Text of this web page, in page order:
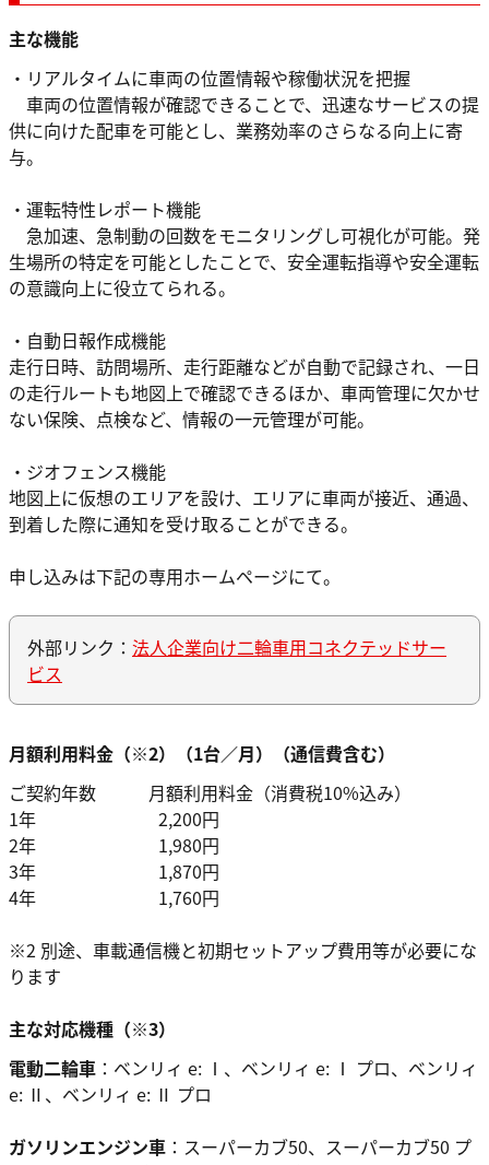
主な機能
・リアルタイムに車両の位置情報や稼働状況を把握
車両の位置情報が確認できることで、迅速なサービスの提
供に向けた配車を可能とし、業務効率のさらなる向上に寄
与。
・運転特性レポート機能
急加速、急制動の回数をモニタリングし可視化が可能。発
生場所の特定を可能としたことで、安全運転指導や安全運転
の意識向上に役立てられる。
・自動日報作成機能
走行日時、訪問場所、走行距離などが自動で記録され、一日
の走行ルートも地図上で確認できるほか、車両管理に欠かせ
ない保険、点検など、情報の一元管理が可能。
・ジオフェンス機能
地図上に仮想のエリアを設け、エリアに車両が接近、通過、
到着した際に通知を受け取ることができる。
申し込みは下記の専用ホームページにて。
外部リンク： 法人企業向け二輪車用コネクテッドサー
ビス
月額利用料金（※2）（1台／月）（通信費含む）
ご契約年数 月額利用料金（消費税10%込み）
1年 2,200円
2年 1,980円
3年 1,870円
4年 1,760円
※2 別途、車載通信機と初期セットアップ費用等が必要にな
ります
主な対応機種（※3）
電動二輪車 ：ベンリィ e: Ⅰ、ベンリィ e: Ⅰ プロ、ベンリィ
e: Ⅱ、ベンリィ e: Ⅱ プロ
ガソリンエンジン車 ：スーパーカブ50、スーパーカブ50 プ